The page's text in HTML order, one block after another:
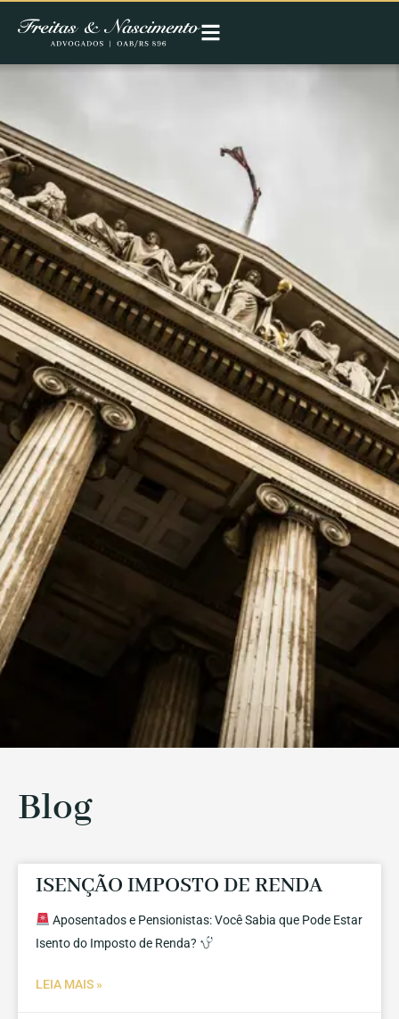
Blog
ISENÇÃO IMPOSTO DE RENDA
Aposentados e Pensionistas: Você Sabia que Pode Estar
Isento do Imposto de Renda?
LEIA MAIS »